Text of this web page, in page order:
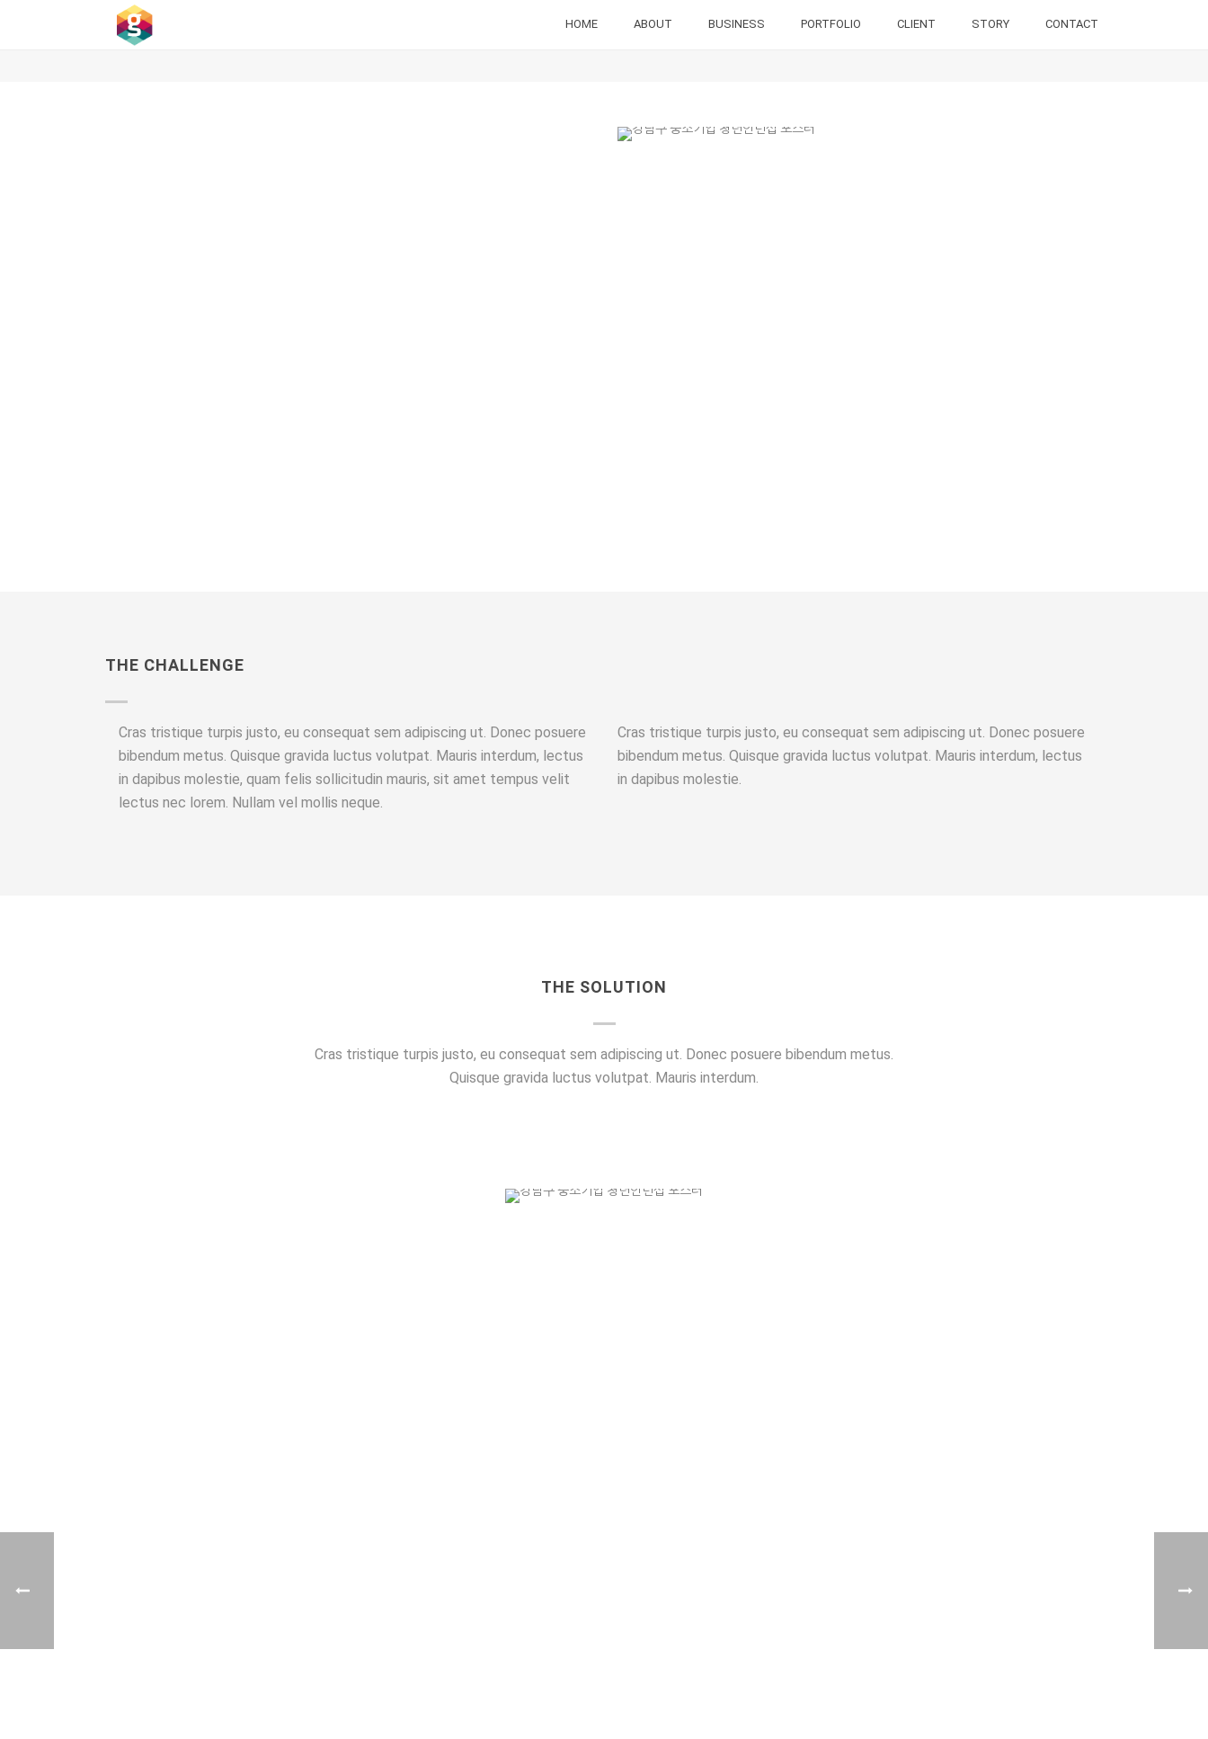
HOME ABOUT BUSINESS PORTFOLIO CLIENT STORY CONTACT
THE CHALLENGE
Cras tristique turpis justo, eu consequat sem adipiscing ut. Donec posuere
bibendum metus. Quisque gravida luctus volutpat. Mauris interdum, lectus
in dapibus molestie, quam felis sollicitudin mauris, sit amet tempus velit
lectus nec lorem. Nullam vel mollis neque.
Cras tristique turpis justo, eu consequat sem adipiscing ut. Donec posuere
bibendum metus. Quisque gravida luctus volutpat. Mauris interdum, lectus
in dapibus molestie.
THE SOLUTION
Cras tristique turpis justo, eu consequat sem adipiscing ut. Donec posuere bibendum metus.
Quisque gravida luctus volutpat. Mauris interdum.